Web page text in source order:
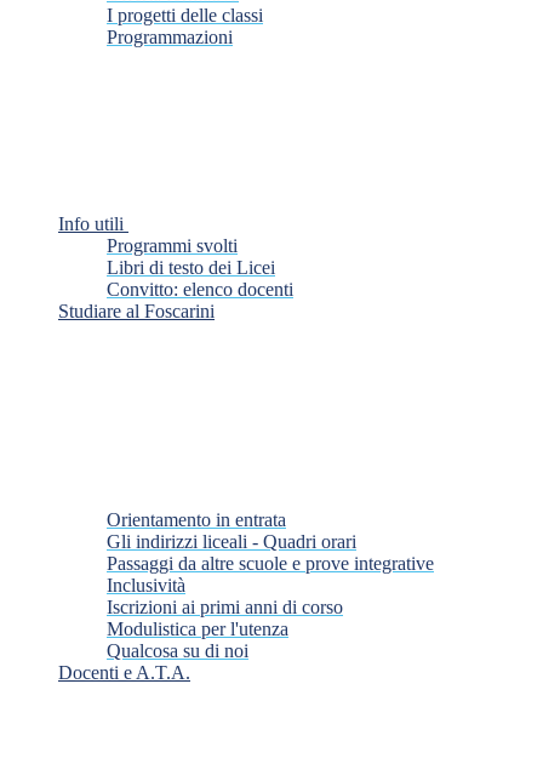
I progetti delle classi
Programmazioni
Info utili
Programmi svolti
Libri di testo dei Licei
Convitto: elenco docenti
Studiare al Foscarini
Orientamento in entrata
Gli indirizzi liceali - Quadri orari
Passaggi da altre scuole e prove integrative
Inclusività
Iscrizioni ai primi anni di corso
Modulistica per l'utenza
Qualcosa su di noi
Docenti e A.T.A.